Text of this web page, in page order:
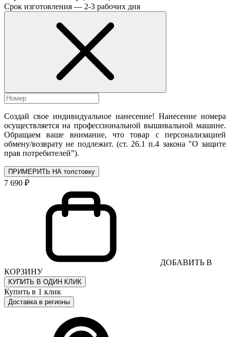
Срок изготовления — 2-3 рабочих дня
Создай свое индивидуальное нанесение! Нанесение номера
осуществляется на профессиональной вышивальной машине.
Обращаем ваше внимание, что товар с персонализацией
обмену/возврату не подлежит. (ст. 26.1 п.4 закона "О защите
прав потребителей”).
ПРИМЕРИТЬ НА толстовку
7 690 ₽
ДОБАВИТЬ В
КОРЗИНУ
КУПИТЬ В ОДИН КЛИК
Купить в 1 клик
Доставка в регионы